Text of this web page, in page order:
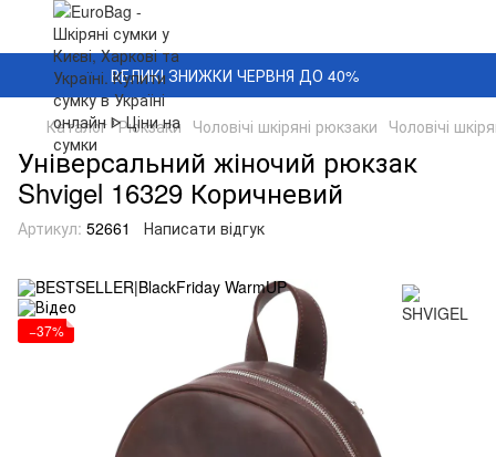
ВЕЛИКІ ЗНИЖКИ ЧЕРВНЯ ДО 40%
Каталог Рюкзаки Чоловічі шкіряні рюкзаки Чоловічі
Універсальний жіночий рюкзак
Shvigel 16329 Коричневий
Артикул: 52661 Написати відгук
−37%